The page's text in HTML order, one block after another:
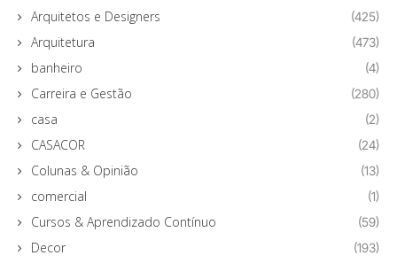
Arquitetos e Designers (425)
Arquitetura (473)
banheiro (4)
Carreira e Gestão (280)
casa (2)
CASACOR (24)
Colunas & Opinião (13)
comercial (1)
Cursos & Aprendizado Contínuo (59)
Decor (193)